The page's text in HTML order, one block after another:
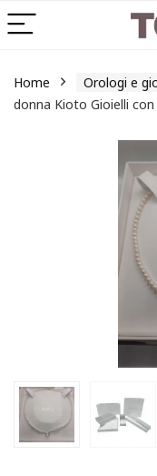
Home Orologi e
donna Kioto Gioielli